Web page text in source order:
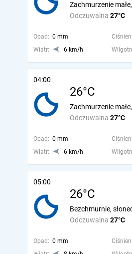
Odczuwalna 27°C
Zachmurzenie
Opad: 0 mm
Wiatr:
6 km/h
04:00
26°C
Odczuwalna 27°C
Zachmurzenie
Opad: 0 mm
Wiatr:
6 km/h
05:00
26°C
Odczuwalna 27°C
Bezchmurnie,
Opad: 0 mm